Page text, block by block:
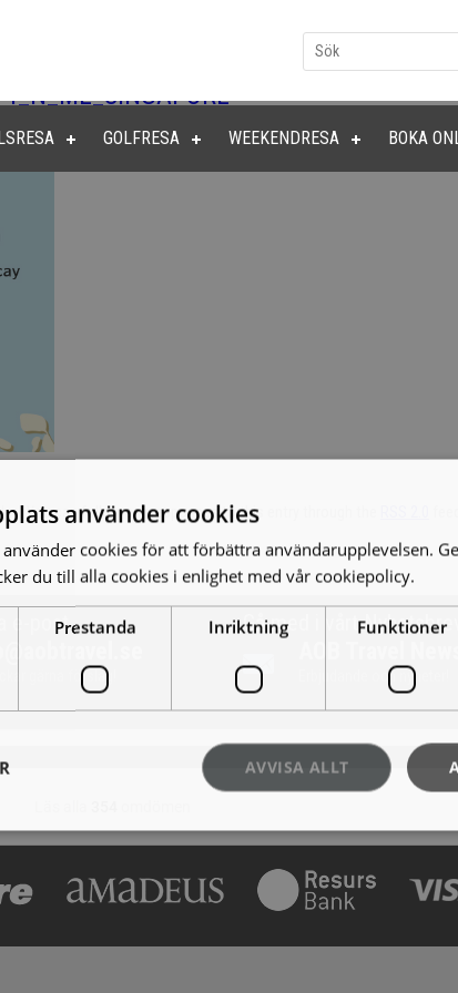
GOLFRESA WEEKENDRESA BOKA
. You can follow any responses to this entry through the
e-post
gärna förslag!
Gå med i vårt Nyhetsbrev
Erbjudande och nyheter!
använder cookies
cookies för att förbättra användarupplevelsen.
du till alla cookies i enlighet med vår cookiepolicy.
Prestanda Inriktning Funktioner
AVVISA ALLT